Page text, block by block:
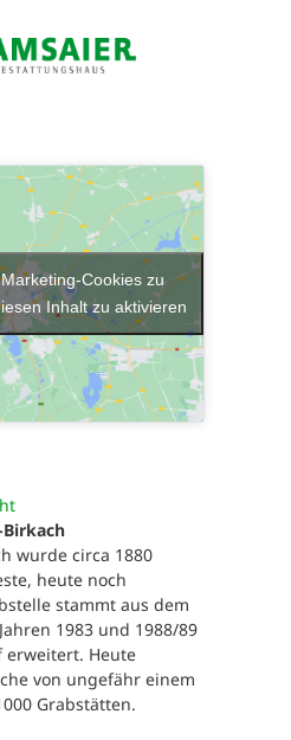
Cookies zu
Inhalt zu aktivieren
wurde circa 1880
heute noch
stammt aus dem
1983 und 1988/89
erweitert. Heute
von ungefähr einem
Grabstätten.